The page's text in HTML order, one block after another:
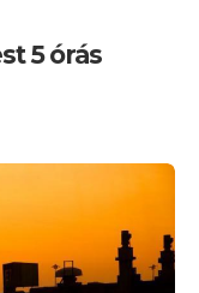
5 órás